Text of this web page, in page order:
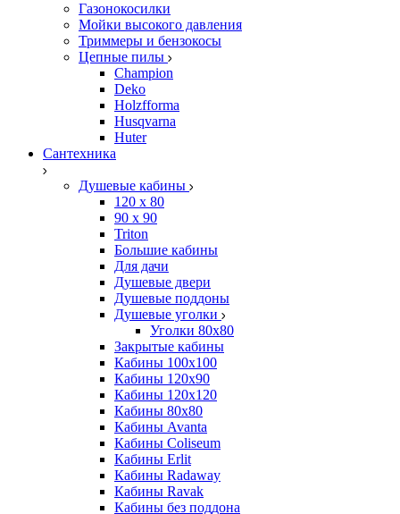
Газонокосилки
Мойки высокого давления
Триммеры и бензокосы
Цепные пилы
Champion
Deko
Holzfforma
Husqvarna
Huter
Сантехника
Душевые кабины
120 x 80
90 х 90
Triton
Большие кабины
Для дачи
Душевые двери
Душевые поддоны
Душевые уголки
Уголки 80х80
Закрытые кабины
Кабины 100x100
Кабины 120x90
Кабины 120х120
Кабины 80х80
Кабины Avanta
Кабины Coliseum
Кабины Erlit
Кабины Radaway
Кабины Ravak
Кабины без поддона